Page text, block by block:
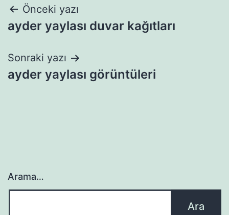
Yazı
gezinmesi
Önceki yazı
ayder yaylası duvar kağıtları
Sonraki yazı
ayder yaylası görüntüleri
Arama…